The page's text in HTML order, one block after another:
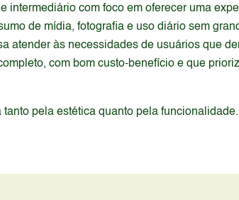
com foco em oferecer uma
de mídia, fotografia e uso diário sem
atender às necessidades de usuários que
com bom custo-benefício e que
pela estética quanto pela